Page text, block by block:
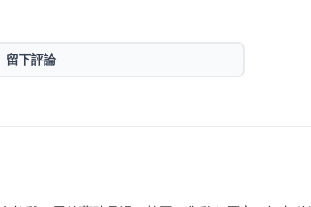
留下評論